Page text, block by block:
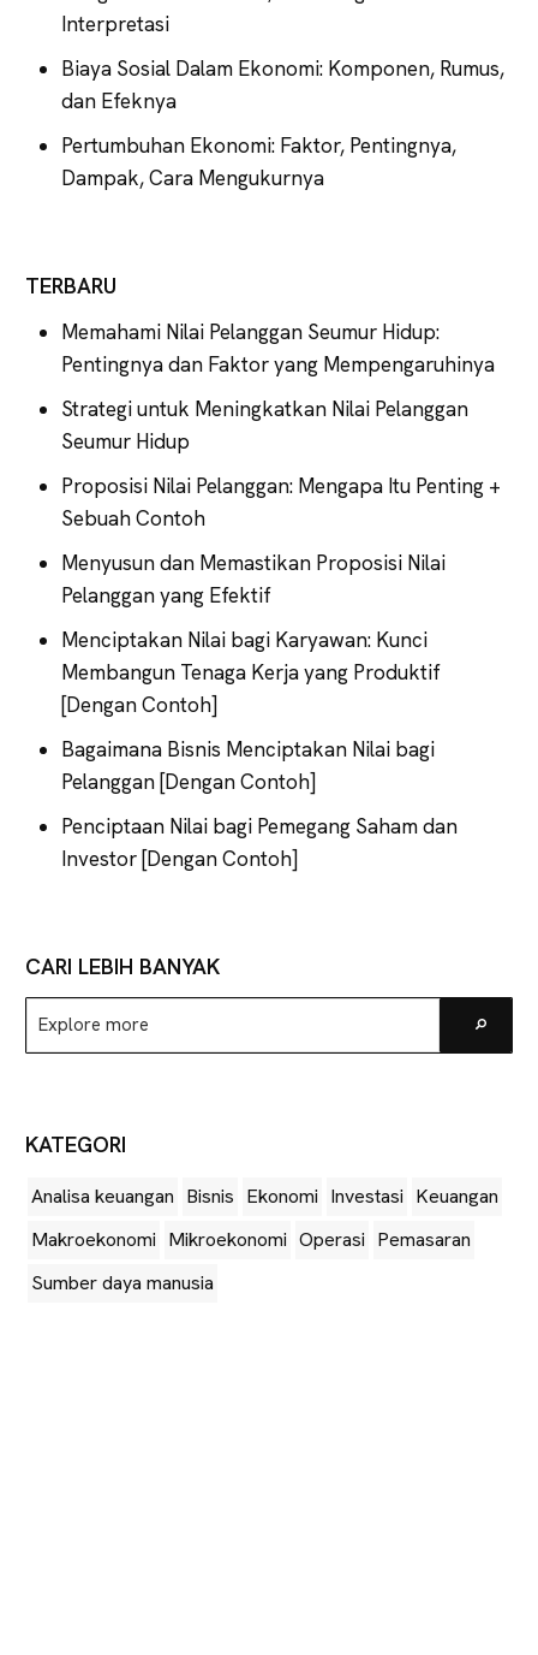
Interpretasi
Biaya Sosial Dalam Ekonomi: Komponen, Rumus,
dan Efeknya
Pertumbuhan Ekonomi: Faktor, Pentingnya,
Dampak, Cara Mengukurnya
TERBARU
Memahami Nilai Pelanggan Seumur Hidup:
Pentingnya dan Faktor yang Mempengaruhinya
Strategi untuk Meningkatkan Nilai Pelanggan
Seumur Hidup
Proposisi Nilai Pelanggan: Mengapa Itu Penting +
Sebuah Contoh
Menyusun dan Memastikan Proposisi Nilai
Pelanggan yang Efektif
Menciptakan Nilai bagi Karyawan: Kunci
Membangun Tenaga Kerja yang Produktif
[Dengan Contoh]
Bagaimana Bisnis Menciptakan Nilai bagi
Pelanggan [Dengan Contoh]
Penciptaan Nilai bagi Pemegang Saham dan
Investor [Dengan Contoh]
CARI LEBIH BANYAK
Explore
more
KATEGORI
Analisa keuangan Bisnis Ekonomi Investasi Keuangan
Makroekonomi Mikroekonomi Operasi Pemasaran
Sumber daya manusia